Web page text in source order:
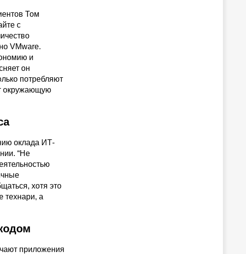
Том
с
VMware.
и
он
потребляют
окружающую
оклада ИТ-
“Не
хотя это
технари, а
приложения